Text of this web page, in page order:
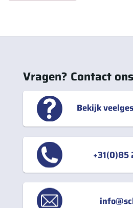
Vragen? Contact
Bekijk
+31(0)85